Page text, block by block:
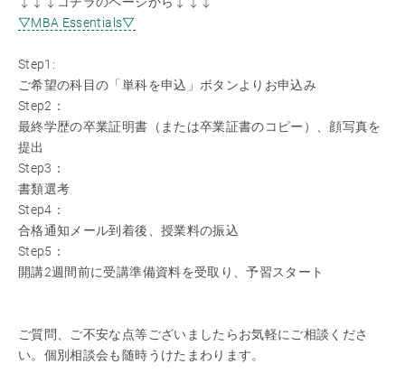
▽MBA Essentials▽
Step1:
ご希望の科目の「単科を申込」ボタンよりお申込み
Step2：
最終学歴の卒業証明書（または卒業証書のコピー）、顔写真を
提出
Step3：
書類選考
Step4：
合格通知メール到着後、授業料の振込
Step5：
開講2週間前に受講準備資料を受取り、予習スタート
ご質問、ご不安な点等ございましたらお気軽にご相談くださ
い。個別相談会も随時うけたまわります。